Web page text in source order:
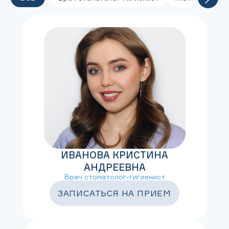
ИВАНОВА КРИСТИНА
АНДРЕЕВНА
Врач стоматолог-гигиенист
ЗАПИСАТЬСЯ НА ПРИЕМ